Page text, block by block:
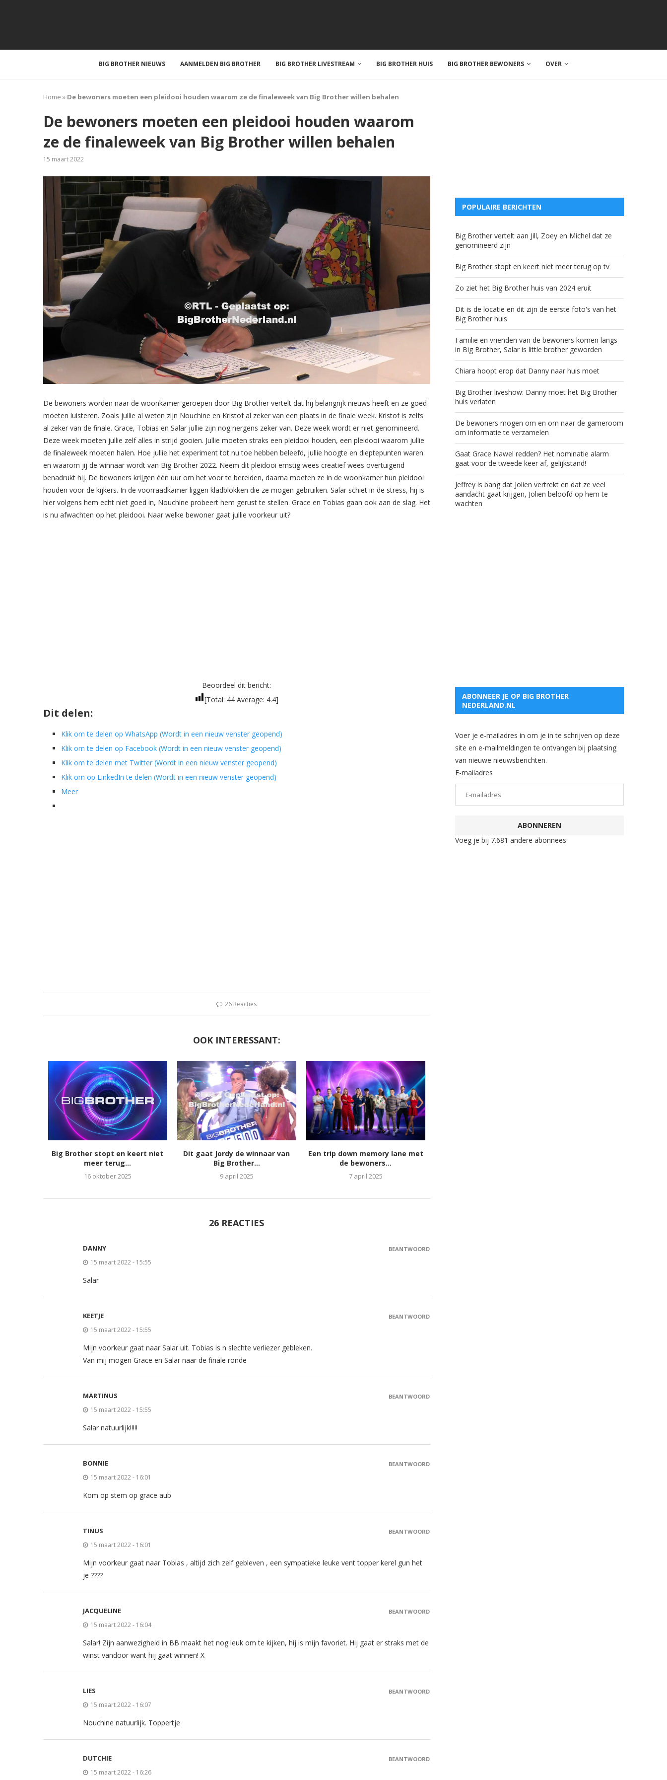
BIG BROTHER NIEUWS AANMELDEN BIG BROTHER BIG BROTHER LIVESTREAM BIG BROTHER HUIS BIG BROTHER BEWONERS OVER
Home » De bewoners moeten een pleidooi houden waarom ze de finaleweek van Big Brother willen behalen
De bewoners moeten een pleidooi houden waarom
ze de finaleweek van Big Brother willen behalen
15 maart 2022
De bewoners worden naar de woonkamer geroepen door Big Brother vertelt dat hij belangrijk nieuws heeft en ze goed
moeten luisteren. Zoals jullie al weten zijn Nouchine en Kristof al zeker van een plaats in de finale week. Kristof is zelfs
al zeker van de finale. Grace, Tobias en Salar jullie zijn nog nergens zeker van. Deze week wordt er niet genomineerd.
Deze week moeten jullie zelf alles in strijd gooien. Jullie moeten straks een pleidooi houden, een pleidooi waarom jullie
de finaleweek moeten halen. Hoe jullie het experiment tot nu toe hebben beleefd, jullie hoogte en dieptepunten waren
en waarom jij de winnaar wordt van Big Brother 2022. Neem dit pleidooi ernstig wees creatief wees overtuigend
benadrukt hij. De bewoners krijgen één uur om het voor te bereiden, daarna moeten ze in de woonkamer hun pleidooi
houden voor de kijkers. In de voorraadkamer liggen kladblokken die ze mogen gebruiken. Salar schiet in de stress, hij is
hier volgens hem echt niet goed in, Nouchine probeert hem gerust te stellen. Grace en Tobias gaan ook aan de slag. Het
is nu afwachten op het pleidooi. Naar welke bewoner gaat jullie voorkeur uit?
Beoordeel dit bericht:
[Total: 44 Average: 4.4]
Dit delen:
Klik om te delen op WhatsApp (Wordt in een nieuw venster geopend)
Klik om te delen op Facebook (Wordt in een nieuw venster geopend)
Klik om te delen met Twitter (Wordt in een nieuw venster geopend)
Klik om op LinkedIn te delen (Wordt in een nieuw venster geopend)
Meer
26 Reacties
OOK INTERESSANT:
Big Brother stopt en keert niet
meer terug...
16 oktober 2025
Dit gaat Jordy de winnaar van
Big Brother...
9 april 2025
Een trip down memory lane met
de bewoners...
7 april 2025
26 REACTIES
DANNY
15 maart 2022 - 15:55
Salar
BEANTWOORD
KEETJE
15 maart 2022 - 15:55
Mijn voorkeur gaat naar Salar uit. Tobias is n slechte verliezer gebleken.
Van mij mogen Grace en Salar naar de finale ronde
BEANTWOORD
MARTINUS
15 maart 2022 - 15:55
Salar natuurlijk!!!!!
BEANTWOORD
BONNIE
15 maart 2022 - 16:01
Kom op stem op grace aub
BEANTWOORD
TINUS
15 maart 2022 - 16:01
Mijn voorkeur gaat naar Tobias , altijd zich zelf gebleven , een sympatieke leuke vent topper kerel gun het
je ????
BEANTWOORD
JACQUELINE
15 maart 2022 - 16:04
Salar! Zijn aanwezigheid in BB maakt het nog leuk om te kijken, hij is mijn favoriet. Hij gaat er straks met de
winst vandoor want hij gaat winnen! X
BEANTWOORD
LIES
15 maart 2022 - 16:07
Nouchine natuurlijk. Toppertje
BEANTWOORD
DUTCHIE
15 maart 2022 - 16:26
BEANTWOORD
POPULAIRE BERICHTEN
Big Brother vertelt aan Jill, Zoey en Michel dat ze
genomineerd zijn
Big Brother stopt en keert niet meer terug op tv
Zo ziet het Big Brother huis van 2024 eruit
Dit is de locatie en dit zijn de eerste foto's van het
Big Brother huis
Familie en vrienden van de bewoners komen langs
in Big Brother, Salar is little brother geworden
Chiara hoopt erop dat Danny naar huis moet
Big Brother liveshow: Danny moet het Big Brother
huis verlaten
De bewoners mogen om en om naar de gameroom
om informatie te verzamelen
Gaat Grace Nawel redden? Het nominatie alarm
gaat voor de tweede keer af, gelijkstand!
Jeffrey is bang dat Jolien vertrekt en dat ze veel
aandacht gaat krijgen, Jolien beloofd op hem te
wachten
ABONNEER JE OP BIG BROTHER
NEDERLAND.NL
Voer je e-mailadres in om je in te schrijven op deze
site en e-mailmeldingen te ontvangen bij plaatsing
van nieuwe nieuwsberichten.
E-mailadres
ABONNEREN
Voeg je bij 7.681 andere abonnees